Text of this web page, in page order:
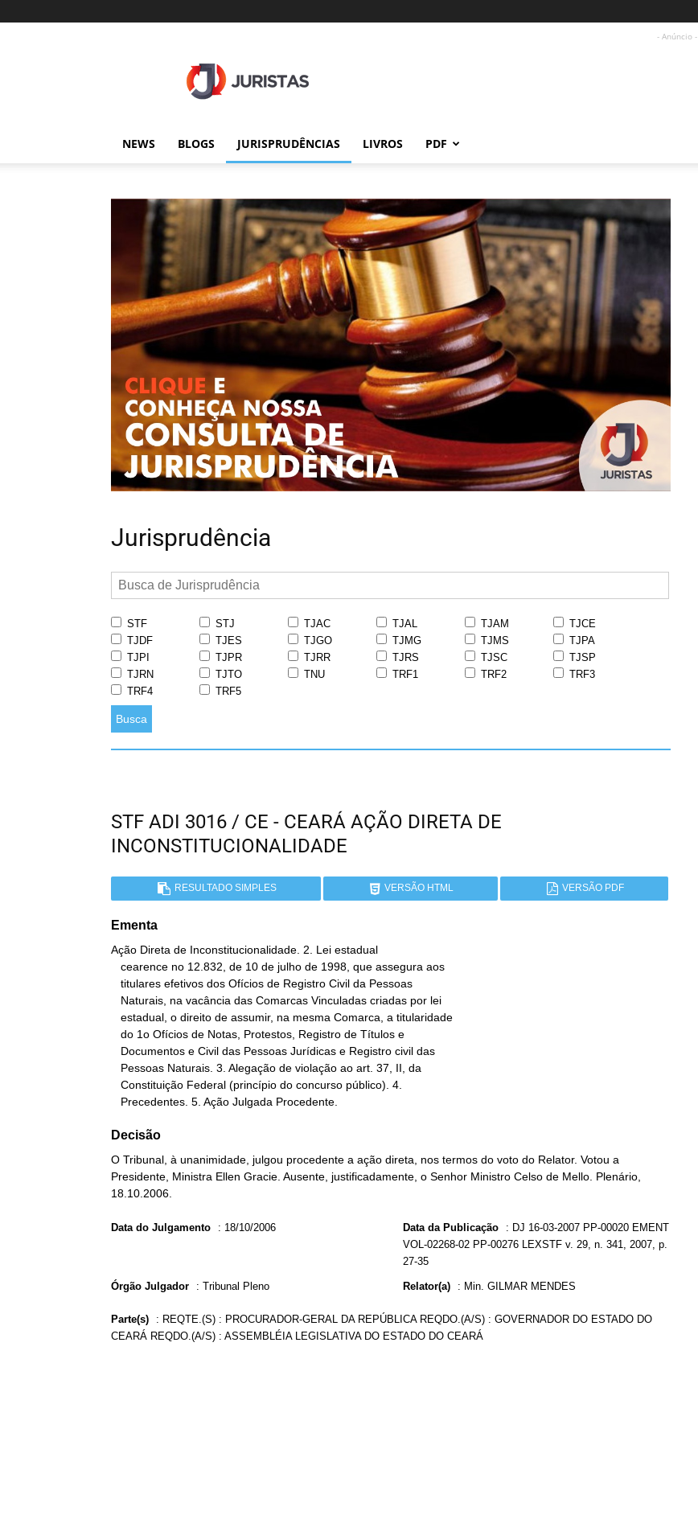
- Anúncio -
NEWS BLOGS JURISPRUDÊNCIAS LIVROS PDF
Jurisprudência
STF STJ TJAC TJAL TJAM
TJCE
TJDF
TJES TJGO TJMG TJMS
TJPA
TJPI
TJPR TJRR TJRS TJSC
TJSP
TJRN
TJTO TNU TRF1 TRF2
TRF3
TRF4
TRF5
Busca
STF ADI 3016 / CE - CEARÁ AÇÃO DIRETA DE
INCONSTITUCIONALIDADE
RESULTADO SIMPLES VERSÃO HTML VERSÃO PDF
Ementa
Ação Direta de Inconstitucionalidade. 2. Lei estadual
   Precedentes. 5. Ação Julgada Procedente.
Decisão
O Tribunal, à unanimidade, julgou procedente a ação direta, nos termos do voto do Relator. Votou a
Presidente, Ministra Ellen Gracie. Ausente, justificadamente, o Senhor Ministro Celso de Mello. Plenário,
18.10.2006.
Data do Julgamento : 18/10/2006 Data da Publicação : DJ 16-03-2007 PP-00020 EMENT
VOL-02268-02 PP-00276 LEXSTF v. 29, n. 341, 2007, p.
27-35
Órgão Julgador : Tribunal Pleno Relator(a) : Min. GILMAR MENDES
Parte(s) : REQTE.(S) : PROCURADOR-GERAL DA REPÚBLICA REQDO.(A/S) : GOVERNADOR DO ESTADO DO
CEARÁ REQDO.(A/S) : ASSEMBLÉIA LEGISLATIVA DO ESTADO DO CEARÁ